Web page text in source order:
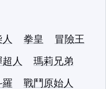
拳皇
冒險王
人
瑪莉兄弟
羅
戰鬥原始人